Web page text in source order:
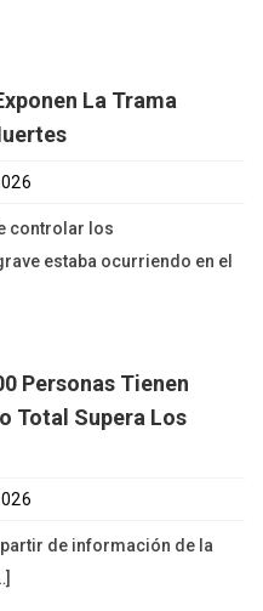
La Trama
controlar los
estaba ocurriendo en el
Personas Tienen
Total Supera Los
de información de la